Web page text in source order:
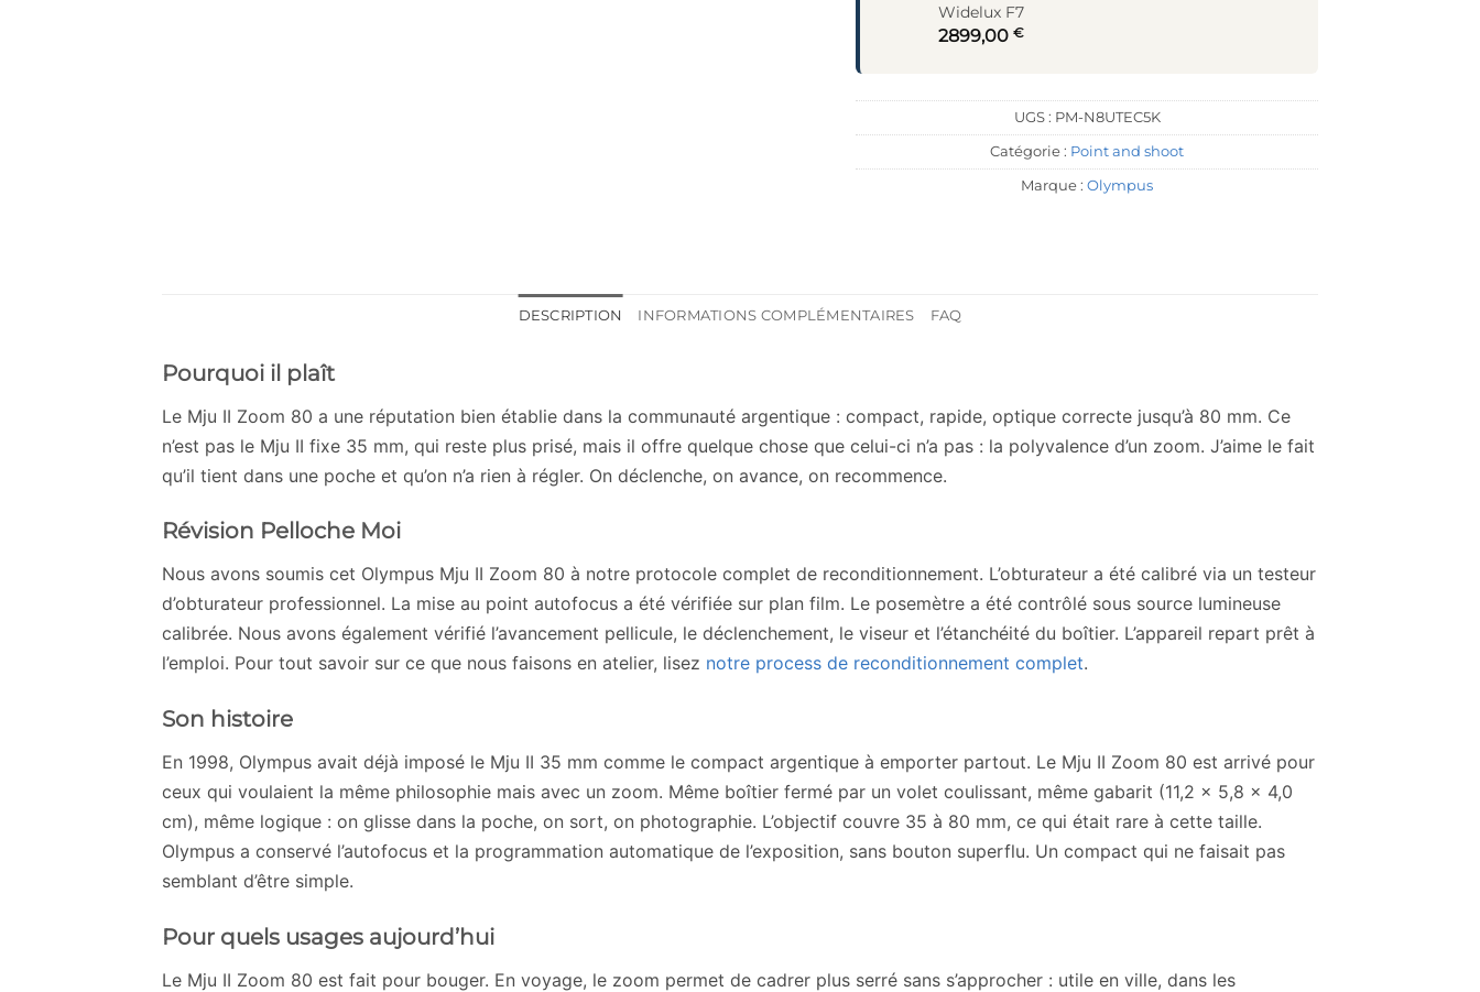
Widelux F7
2899,00 €
UGS : PM-N8UTEC5K
Catégorie : Point and shoot
Marque : Olympus
DESCRIPTION INFORMATIONS COMPLÉMENTAIRES FAQ
Pourquoi il plaît
Le Mju II Zoom 80 a une réputation bien établie dans la communauté argentique : compact, rapide, optique correcte jusqu’à 80 mm. Ce
n’est pas le Mju II fixe 35 mm, qui reste plus prisé, mais il offre quelque chose que celui-ci n’a pas : la polyvalence d’un zoom. J’aime le fait
qu’il tient dans une poche et qu’on n’a rien à régler. On déclenche, on avance, on recommence.
Révision Pelloche Moi
Nous avons soumis cet Olympus Mju II Zoom 80 à notre protocole complet de reconditionnement. L’obturateur a été calibré via un testeur
d’obturateur professionnel. La mise au point autofocus a été vérifiée sur plan film. Le posemètre a été contrôlé sous source lumineuse
calibrée. Nous avons également vérifié l’avancement pellicule, le déclenchement, le viseur et l’étanchéité du boîtier. L’appareil repart prêt à
l’emploi. Pour tout savoir sur ce que nous faisons en atelier, lisez notre process de reconditionnement complet.
Son histoire
En 1998, Olympus avait déjà imposé le Mju II 35 mm comme le compact argentique à emporter partout. Le Mju II Zoom 80 est arrivé pour
ceux qui voulaient la même philosophie mais avec un zoom. Même boîtier fermé par un volet coulissant, même gabarit (11,2 x 5,8 x 4,0
cm), même logique : on glisse dans la poche, on sort, on photographie. L’objectif couvre 35 à 80 mm, ce qui était rare à cette taille.
Olympus a conservé l’autofocus et la programmation automatique de l’exposition, sans bouton superflu. Un compact qui ne faisait pas
semblant d’être simple.
Pour quels usages aujourd’hui
Le Mju II Zoom 80 est fait pour bouger. En voyage, le zoom permet de cadrer plus serré sans s’approcher : utile en ville, dans les